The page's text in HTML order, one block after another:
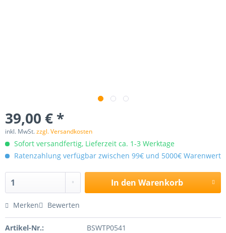
39,00 € *
inkl. MwSt.zzgl. Versandkosten
Sofort versandfertig, Lieferzeit ca. 1-3 Werktage
Ratenzahlung verfügbar zwischen 99€ und 5000€ Warenwert
In den Warenkorb
Merken Bewerten
Artikel-Nr.: BSWTP0541